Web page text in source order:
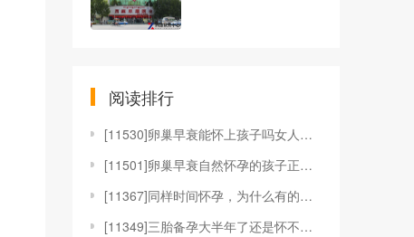
阅读排行
[11530]卵巢早衰能怀上孩子吗女人卵巢早衰还会怀孕
[11501]卵巢早衰自然怀孕的孩子正常吗卵巢早衰自然
[11367]同样时间怀孕，为什么有的显怀而有的不显怀
[11349]三胎备孕大半年了还是怀不上是怎么回事？